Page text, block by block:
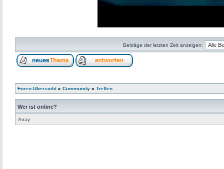
Beiträge der letzten Zeit anzeigen:
Foren-Übersicht» Community » Treffen
Wer ist online?
Array